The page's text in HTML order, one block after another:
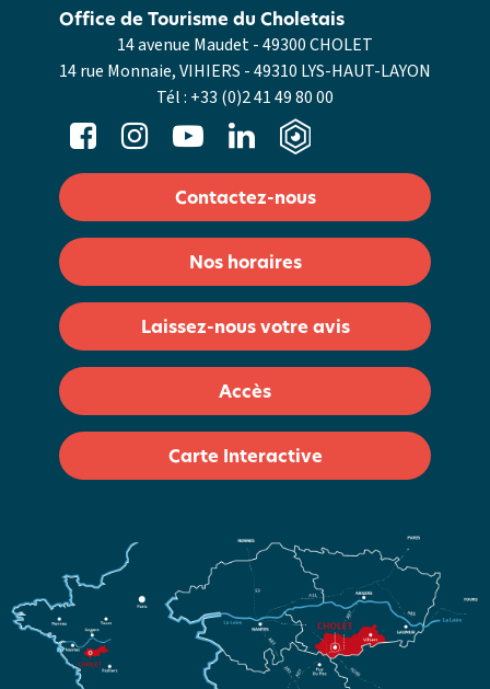
14 avenue Maudet - 49300 CHOLET
14 rue Monnaie, VIHIERS - 49310 LYS-HAUT-LAYON
Tél : +33 (0)2 41 49 80 00
Office de Tourisme du Choletais
Contactez-nous
Nos horaires
Laissez-nous votre avis
Accès
Carte Interactive